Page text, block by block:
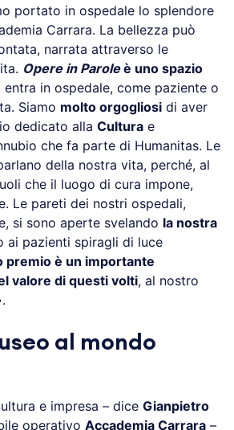
portato in ospedale lo splendore
Carrara. La bellezza può
narrata attraverso le
Opere in Paroleè uno spazio
entra in ospedale, come paziente o
Siamo molto orgogliosi di aver
dedicato alla Cultura e
che fa parte di Humanitas. Le
della nostra vita, perché, al
che il luogo di cura impone,
Le pareti dei nostri ospedali,
si sono aperte svelando la nostra
ai pazienti spiragli di luce
premio è un importante
valore di questi volti, al nostro
al mondo
e impresa – dice Gianpietro
operativo Accademia Carrara –